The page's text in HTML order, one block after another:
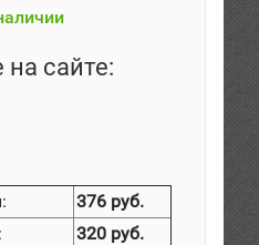
сайте:
376 руб.
320 руб.